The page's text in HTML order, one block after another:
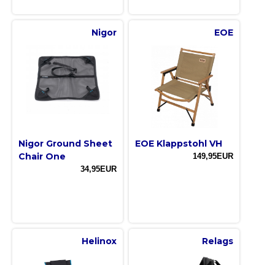
Nigor
Nigor Ground Sheet
Chair One
34,95EUR
EOE
EOE Klappstohl VH
149,95EUR
Helinox Relags